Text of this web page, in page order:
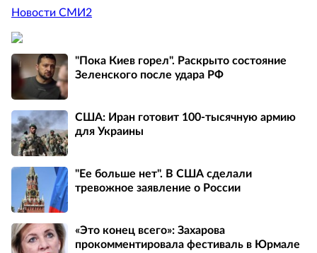
Новости СМИ2
"Пока Киев горел". Раскрыто состояние
Зеленского после удара РФ
США: Иран готовит 100-тысячную армию
для Украины
"Ее больше нет". В США сделали
тревожное заявление о России
«Это конец всего»: Захарова
прокомментировала фестиваль в Юрмале